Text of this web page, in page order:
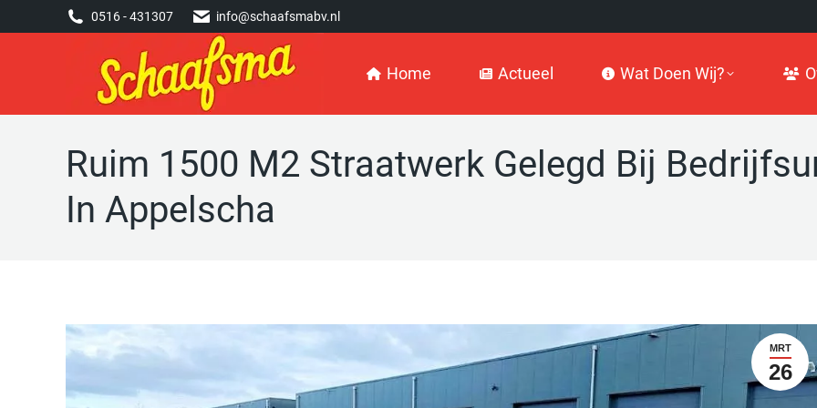
0516 - 431307 info@schaafsmabv.nl
Home Actueel Wat Doen Wij?
Ruim 1500 M2 Straatwerk Gelegd Bij
In Appelscha
MRT
26
0516 - 431307 info@schaafsmabv.nl